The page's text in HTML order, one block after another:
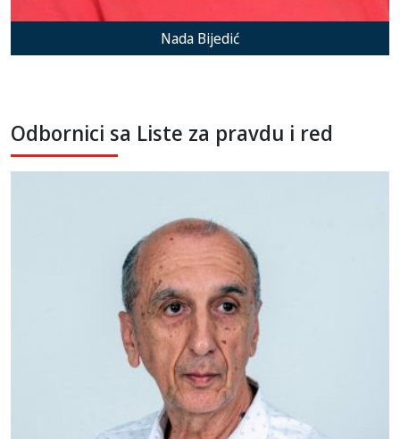
Nada Bijedić
Odbornici sa Liste za pravdu i red